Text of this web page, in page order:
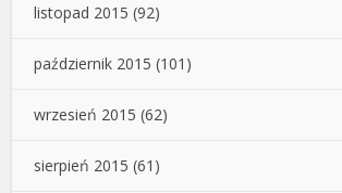
listopad 2015 (92)
październik 2015 (101)
wrzesień 2015 (62)
sierpień 2015 (61)